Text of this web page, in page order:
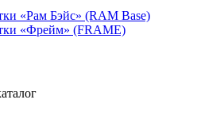
«Рам Бэйс» (RAM Base)
«Фрейм» (FRAME)